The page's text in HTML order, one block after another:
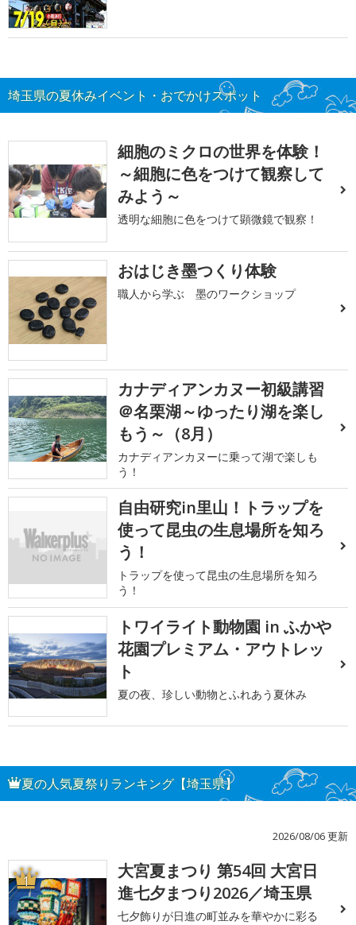
埼玉県の夏休みイベント・おでかけスポット
細胞のミクロの世界を体験！
～細胞に色をつけて観察して
みよう～
透明な細胞に色をつけて顕微鏡で観察！
おはじき墨つくり体験
職人から学ぶ 墨のワークショップ
カナディアンカヌー初級講習
＠名栗湖～ゆったり湖を楽し
もう～（8月）
カナディアンカヌーに乗って湖で楽しも
う！
自由研究in里山！トラップを
使って昆虫の生息場所を知ろ
う！
トラップを使って昆虫の生息場所を知ろ
う！
トワイライト動物園 in ふかや
花園プレミアム・アウトレッ
ト
夏の夜、珍しい動物とふれあう夏休み
夏の人気夏祭りランキング【埼玉県】
2026/08/06 更新
1
大宮夏まつり 第54回 大宮日
進七夕まつり2026／埼玉県
七夕飾りが日進の町並みを華やかに彩る